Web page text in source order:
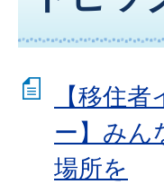
【移住
ー】みん
場所を